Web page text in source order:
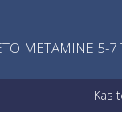
5-7
Kas